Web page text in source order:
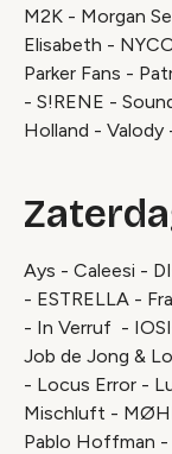
M2K - Morgan
Elisabeth -
Parker Fans -
- S!RENE -
Holland - Valody
Ays - Caleesi -
- ESTRELLA -
- In Verruf -
Job de Jong &
- Locus Error -
Mischluft -
Pablo Hoffman -